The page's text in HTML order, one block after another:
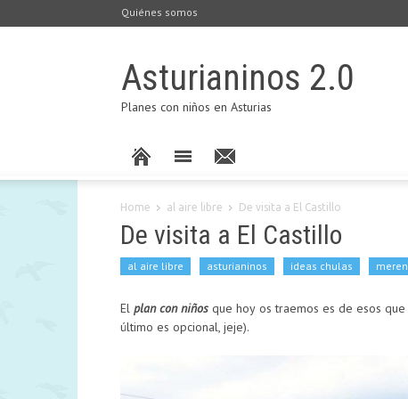
Quiénes somos
Asturianinos 2.0
Planes con niños en Asturias
Home al aire libre De visita a El Castillo
De visita a El Castillo
al aire libre asturianinos ideas chulas
El plan con niños que hoy os traemos es de esos
último es opcional, jeje).